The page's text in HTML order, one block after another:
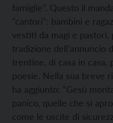
famiglie”. Questo il
“cantori”: bambini e
vestiti da magi e
tradizione dell’annuncio
trentine, di casa in casa,
poesie. Nella sua breve
ha aggiunto: “Gesù
panico, quelle che si
come le uscite di